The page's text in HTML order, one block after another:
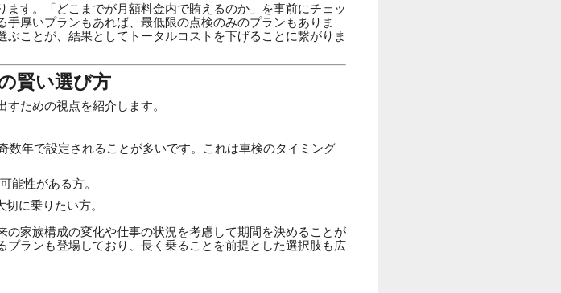
す。「どこまでが月額料金内で賄えるのか」を事前にチェッ
厚いプランもあれば、最低限の点検のみのプランもありま
ことが、結果としてトータルコストを下げることに繋がりま
賢い選び方
ための視点を紹介します。
数年で設定されることが多いです。これは車検のタイミング
能性がある方。
に乗りたい方。
家族構成の変化や仕事の状況を考慮して期間を決めることが
ランも登場しており、長く乗ることを前提とした選択肢も広